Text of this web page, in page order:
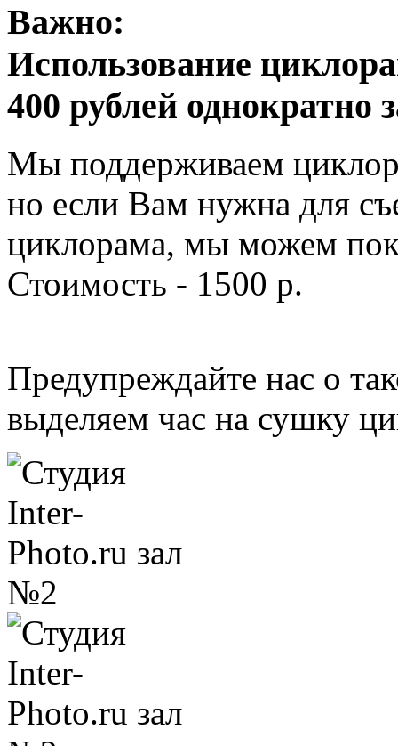
Важно:
Использование
400 рублей однократно
Мы поддерживаем
но если Вам нужна для
циклорама, мы можем
Стоимость - 1500 р.
Предупреждайте нас о
выделяем час на сушку